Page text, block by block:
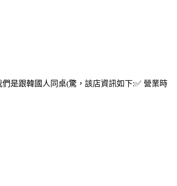
是跟韓國人同桌(驚，該店資訊如下:✅ 營業時